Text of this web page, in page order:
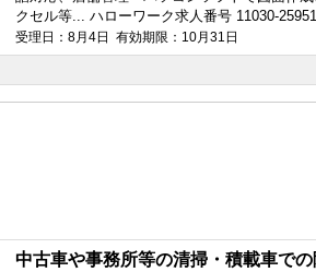
クセル等... ハローワーク求人番号 11030-
受理日：8月4日 有効期限：10月31日
中古車や事務所等の清掃・積載車での